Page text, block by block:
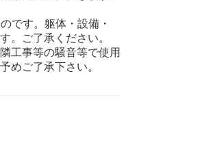
です。躯体・設備・
。ご了承ください。
工事等の騒音等で使用
めご了承下さい。